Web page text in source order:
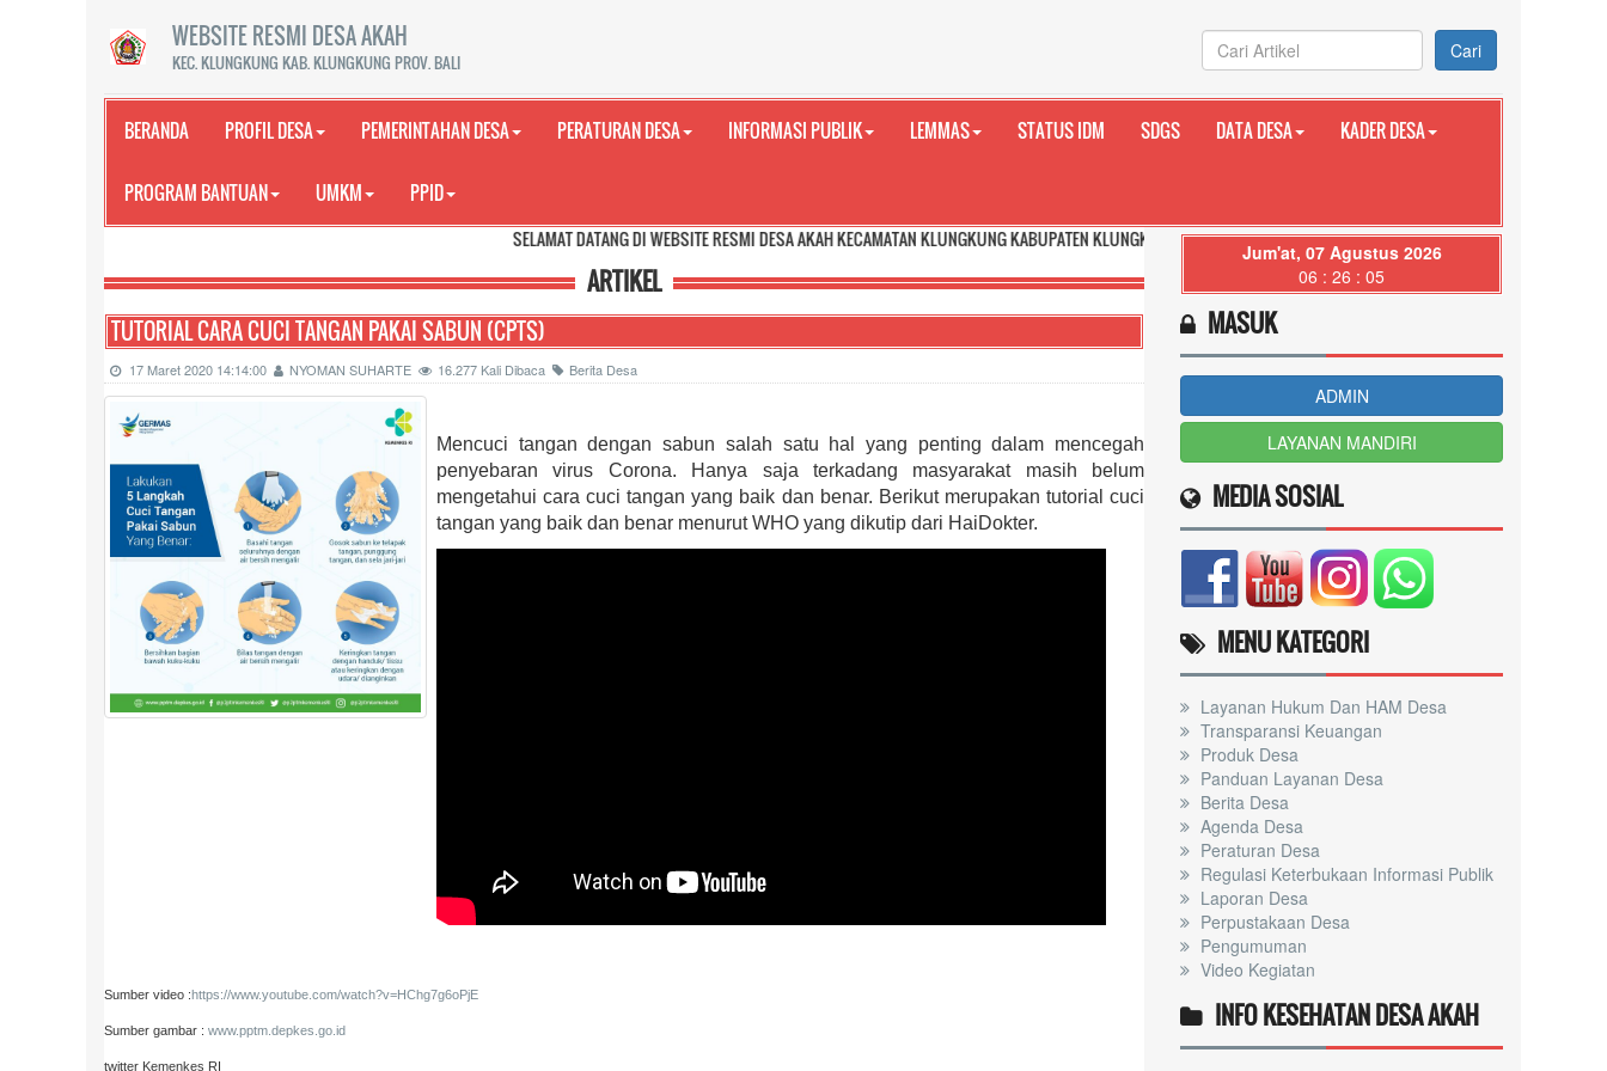
WEBSITE RESMI DESA AKAH
KEC. KLUNGKUNG KAB. KLUNGKUNG PROV. BALI Cari
BERANDA PROFIL DESA PEMERINTAHAN DESA PERATURAN DESA INFORMASI PUBLIK LEMMAS STATUS IDM SDGS DATA DESA KADER DESA
PROGRAM BANTUAN UMKM PPID
SELAMAT DATANG DI WEBSITE RESMI DESA AKAH KECAMATAN KLUNGKUNG KABUPATEN KLUNGKUNG PROVINSI BALI
ARTIKEL
TUTORIAL CARA CUCI TANGAN PAKAI SABUN (CPTS)
17 Maret 2020 14:14:00 NYOMAN SUHARTE 16.277 Kali Dibaca Berita Desa
Mencuci tangan dengan sabun salah satu hal yang penting dalam mencegah
penyebaran virus Corona. Hanya saja terkadang masyarakat masih belum
mengetahui cara cuci tangan yang baik dan benar. Berikut merupakan tutorial cuci
tangan yang baik dan benar menurut WHO yang dikutip dari HaiDokter.
Sumber video :https://www.youtube.com/watch?v=HChg7g6oPjE
Sumber gambar : www.pptm.depkes.go.id
twitter Kemenkes RI
Jum'at, 07 Agustus 2026
06 : 26 : 06
MASUK
ADMIN
LAYANAN MANDIRI
MEDIA SOSIAL
MENU KATEGORI
Layanan Hukum Dan HAM Desa
Transparansi Keuangan
Produk Desa
Panduan Layanan Desa
Berita Desa
Agenda Desa
Peraturan Desa
Regulasi Keterbukaan Informasi Publik
Laporan Desa
Perpustakaan Desa
Pengumuman
Video Kegiatan
INFO KESEHATAN DESA AKAH